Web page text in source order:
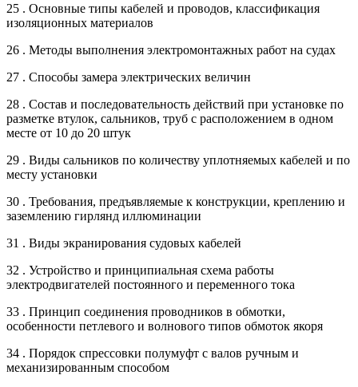
25 . Основные типы кабелей и проводов, классификация
изоляционных материалов
26 . Методы выполнения электромонтажных работ на судах
27 . Способы замера электрических величин
28 . Состав и последовательность действий при установке по
разметке втулок, сальников, труб с расположением в одном
месте от 10 до 20 штук
29 . Виды сальников по количеству уплотняемых кабелей и по
месту установки
30 . Требования, предъявляемые к конструкции, креплению и
заземлению гирлянд иллюминации
31 . Виды экранирования судовых кабелей
32 . Устройство и принципиальная схема работы
электродвигателей постоянного и переменного тока
33 . Принцип соединения проводников в обмотки,
особенности петлевого и волнового типов обмоток якоря
34 . Порядок спрессовки полумуфт с валов ручным и
механизированным способом